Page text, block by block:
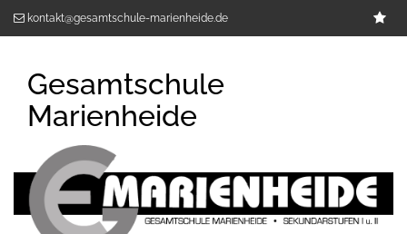
kontakt@gesamtschule-marienheide.de
Gesamtschule
Marienheide